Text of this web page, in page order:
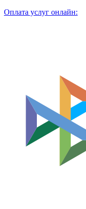
Оплата услуг онлайн: